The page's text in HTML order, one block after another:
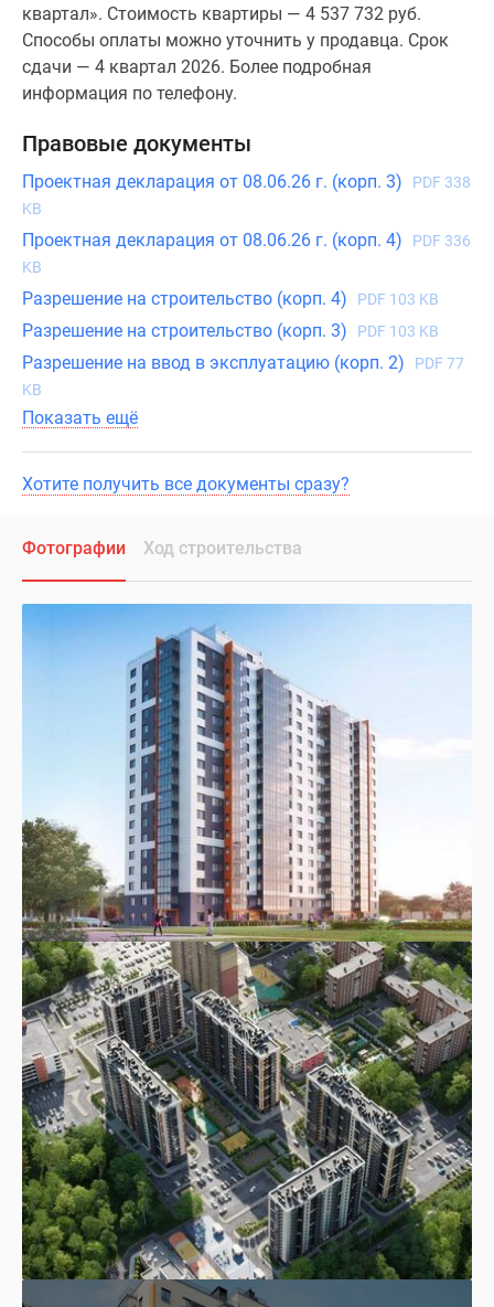
квартал». Стоимость квартиры — 4 537 732 руб.
Способы оплаты можно уточнить у продавца. Срок
сдачи — 4 квартал 2026. Более подробная
информация по телефону.
Правовые документы
Проектная декларация от 08.06.26 г. (корп. 3)
PDF 338
KB
Проектная декларация от 08.06.26 г. (корп. 4)
PDF 336
KB
Разрешение на строительство (корп. 4) PDF 103 KB
Разрешение на строительство (корп. 3) PDF 103 KB
Разрешение на ввод в эксплуатацию (корп. 2)
PDF 77
KB
Показать ещё
Хотите получить все документы сразу?
Фотографии Ход строительства